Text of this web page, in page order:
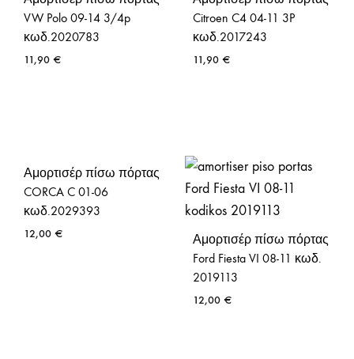
VW Polo 09-14 3/4p
κωδ.2020783
11,90 €
Citroen C4 04-11 3P
κωδ.2017243
11,90 €
Αμορτισέρ πίσω πόρτας
CORCA C 01-06
κωδ.2029393
12,00 €
Αμορτισέρ πίσω πόρτας
Ford Fiesta VI 08-11 κωδ.
2019113
12,00 €